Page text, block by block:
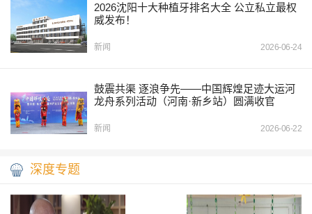
2026沈阳十大种植牙排名大全 公立私立最权
威发布！
新闻 2026-06-24
鼓震共渠 逐浪争先——中国辉煌足迹大运河
龙舟系列活动（河南·新乡站）圆满收官
新闻 2026-06-22
深度专题